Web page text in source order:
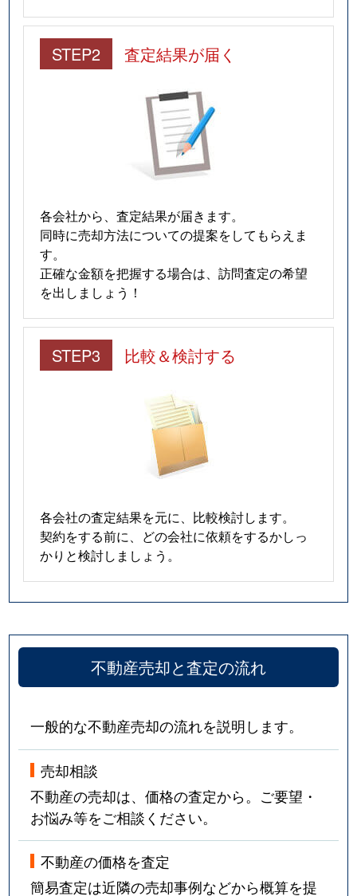
STEP2 査定結果が届く
各会社から、査定結果が届きます。
同時に売却方法についての提案をしてもらえま
す。
正確な金額を把握する場合は、訪問査定の希望
を出しましょう！
STEP3 比較＆検討する
各会社の査定結果を元に、比較検討します。
契約をする前に、どの会社に依頼をするかしっ
かりと検討しましょう。
不動産売却と査定の流れ
一般的な不動産売却の流れを説明します。
売却相談
不動産の売却は、価格の査定から。ご要望・
お悩み等をご相談ください。
不動産の価格を査定
簡易査定は近隣の売却事例などから概算を提